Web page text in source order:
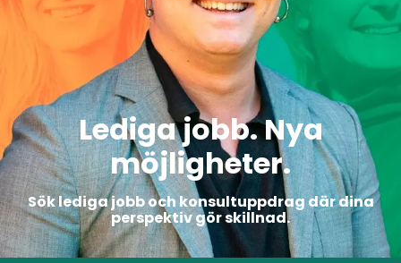
Lediga jobb. Nya
möjligheter.
Sök lediga jobb och konsultuppdrag där dina
perspektiv gör skillnad.